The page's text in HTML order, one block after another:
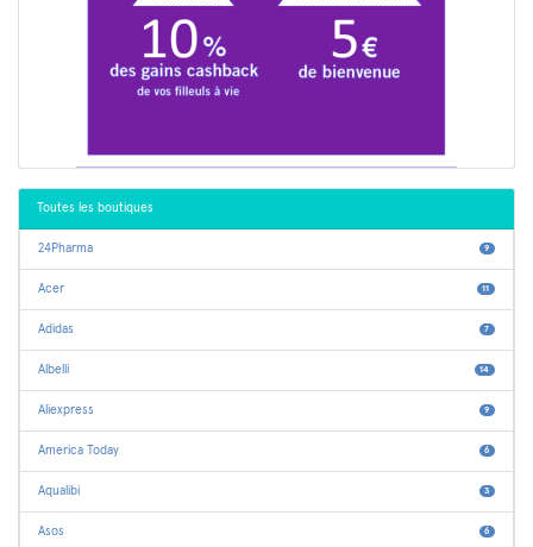
Toutes les boutiques
24Pharma 9
Acer 11
Adidas 7
Albelli 14
Aliexpress 9
America Today 6
Aqualibi 3
Asos 6